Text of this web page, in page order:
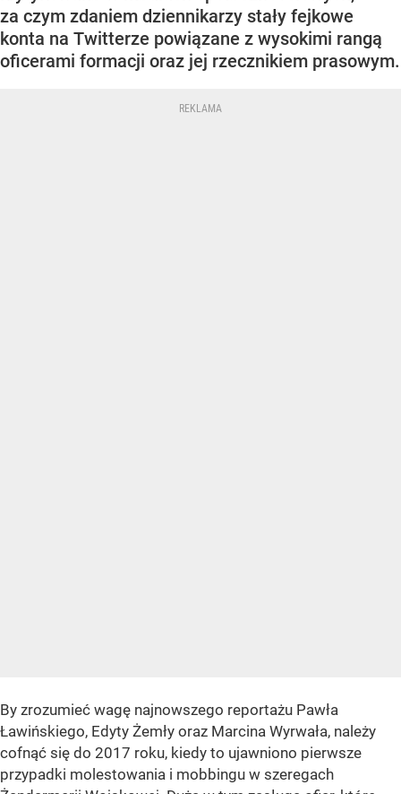
za czym zdaniem dziennikarzy stały fejkowe
konta na Twitterze powiązane z wysokimi rangą
oficerami formacji oraz jej rzecznikiem prasowym.
By zrozumieć wagę najnowszego reportażu Pawła
Ławińskiego, Edyty Żemły oraz Marcina Wyrwała, należy
cofnąć się do 2017 roku, kiedy to ujawniono pierwsze
przypadki molestowania i mobbingu w szeregach